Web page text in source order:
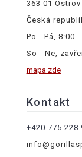
363 01 Ostrov
Česká
Po - Pá, 8:00
So - Ne,
mapa zde
Kontakt
+420 775 228